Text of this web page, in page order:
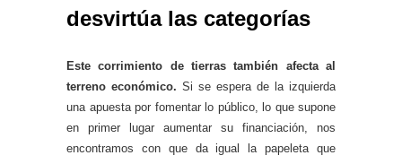
desvirtúa las categorías
Este corrimiento de tierras también afecta al
terreno económico. Si se espera de la izquierda
una apuesta por fomentar lo público, lo que supone
en primer lugar aumentar su financiación, nos
encontramos con que da igual la papeleta que